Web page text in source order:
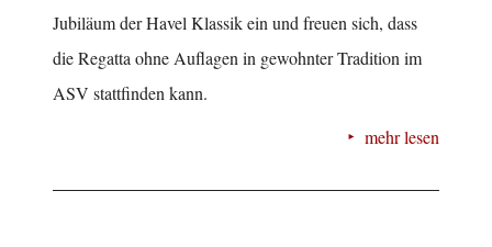
Jubiläum der Havel Klassik ein und freuen sich, dass
die Regatta ohne Auflagen in gewohnter Tradition im
ASV stattfinden kann.
mehr lesen